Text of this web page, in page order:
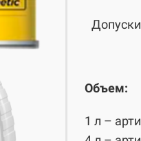
Объем:
1 л –